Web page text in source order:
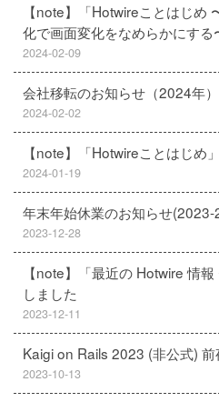
【note】「Hotwireことはじ
化で画面変化をなめらかにする
2024-02-09
会社移転のお知らせ（2024年）
2024-02-02
【note】「Hotwireことはじめ
2024-01-19
年末年始休業のお知らせ
2023-12-28
【note】「最近の Hotwire 情
しました
2023-12-11
Kaigi on Rails 2023 (非公式)
2023-10-13